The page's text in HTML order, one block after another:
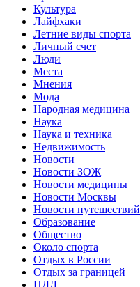
Культура
Лайфхаки
Летние виды спорта
Личный счет
Люди
Места
Мнения
Мода
Народная медицина
Наука
Наука и техника
Недвижимость
Новости
Новости ЗОЖ
Новости медицины
Новости Москвы
Новости путешествий
Образование
Общество
Около спорта
Отдых в России
Отдых за границей
ПДД